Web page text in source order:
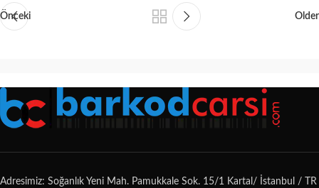
Önceki Older
Adresimiz: Soğanlık Yeni Mah. Pamukkale Sok. 15/1 Kartal/ İstanbul / TR